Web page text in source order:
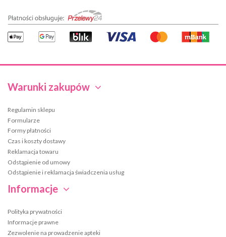
Warunki zakupów
Regulamin sklepu
Formularze
Formy płatności
Czas i koszty dostawy
Reklamacja towaru
Odstąpienie od umowy
Odstąpienie i reklamacja świadczenia usług
Informacje
Polityka prywatności
Informacje prawne
Zezwolenie na prowadzenie apteki